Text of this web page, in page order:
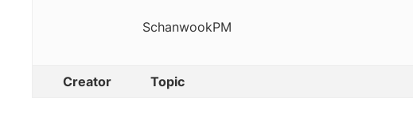
SchanwookPM
Creator Topic